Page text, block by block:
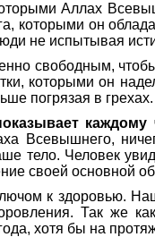
Аллах
которыми он
не испытывая
свободным,
которыми он
погрязая в грехах.
Всевышнего,
тело. Человек
своей основной
к здоровью.
Так же
хотя бы на